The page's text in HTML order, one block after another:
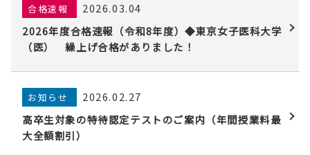
合格速報
2026.03.04
2026年度合格速報（令和8年度）◆東京女子医科大学
（医） 繰上げ合格がありました！
お知らせ
2026.02.27
高卒生対象の特待認定テストのご案内（年間授業料最
大全額割引）